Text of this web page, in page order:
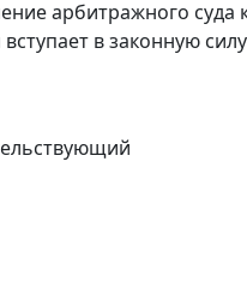
арбитражного суда
в законную